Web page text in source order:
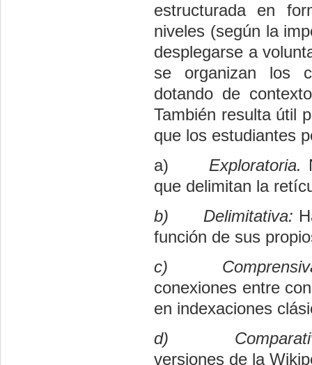
estructurada en
niveles (según la
desplegarse a
se organizan los
dotando de
También resulta útil
que los estudiantes
a) Exploratoria.
que delimitan la
b) Delimitativa:
función de sus
c)
conexiones entre
en indexaciones
d)
versiones de la